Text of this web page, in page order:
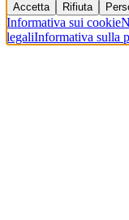
Accetta Rifiuta
Informativa sui cookie
legaliInformativa sulla